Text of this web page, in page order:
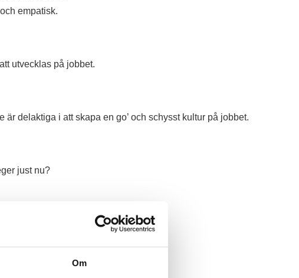
Om
empatisk.
utvecklas på jobbet.
är delaktiga i att skapa en go’ och schysst kultur på jobbet.
just nu?